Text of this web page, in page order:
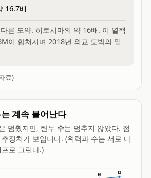
16.7배
른 도약. 히로시마의 약 16배. 이 열핵
이 합쳐지며 2018년 외교 도박의 밑
료)
계속 불어난다
멈췄지만, 탄두 수는 멈추지 않았다. 점
정치가 보입니다. (위력과 수는 서로 다
로 그린다.)
50 52